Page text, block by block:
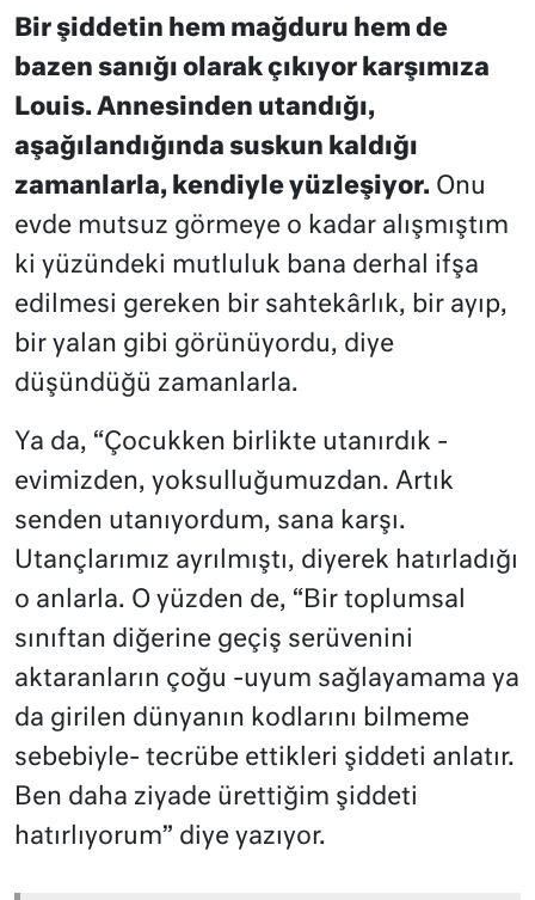
Bir şiddetin hem mağduru hem de
bazen sanığı olarak çıkıyor karşımıza
Louis. Annesinden utandığı,
aşağılandığında suskun kaldığı
zamanlarla, kendiyle yüzleşiyor. Onu
evde mutsuz görmeye o kadar alışmıştım
ki yüzündeki mutluluk bana derhal ifşa
edilmesi gereken bir sahtekârlık, bir ayıp,
bir yalan gibi görünüyordu, diye
düşündüğü zamanlarla.
Ya da, “Çocukken birlikte utanırdık -
evimizden, yoksulluğumuzdan. Artık
senden utanıyordum, sana karşı.
Utançlarımız ayrılmıştı, diyerek hatırladığı
o anlarla. O yüzden de, “Bir toplumsal
sınıftan diğerine geçiş serüvenini
aktaranların çoğu -uyum sağlayamama ya
da girilen dünyanın kodlarını bilmeme
sebebiyle- tecrübe ettikleri şiddeti anlatır.
Ben daha ziyade ürettiğim şiddeti
hatırlıyorum” diye yazıyor.